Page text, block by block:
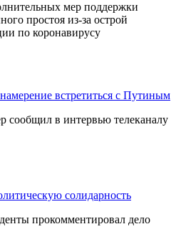
мер поддержки
простоя из-за острой
по коронавирусу
встретиться с Путиным
сообщил в интервью телеканалу
солидарность
прокомментировал дело